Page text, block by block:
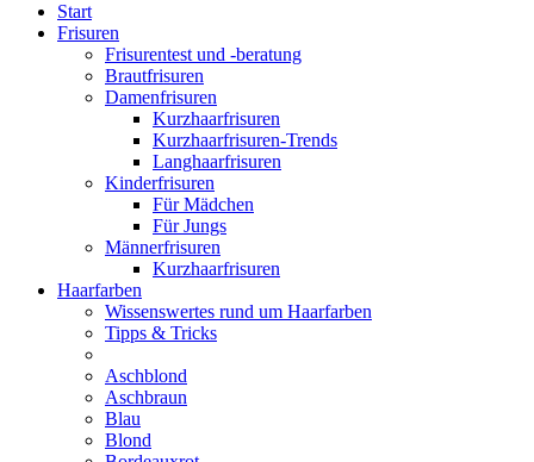
Start
Frisuren
Frisurentest und -beratung
Brautfrisuren
Damenfrisuren
Kurzhaarfrisuren
Kurzhaarfrisuren-Trends
Langhaarfrisuren
Kinderfrisuren
Für Mädchen
Für Jungs
Männerfrisuren
Kurzhaarfrisuren
Haarfarben
Wissenswertes rund um Haarfarben
Tipps & Tricks
Aschblond
Aschbraun
Blau
Blond